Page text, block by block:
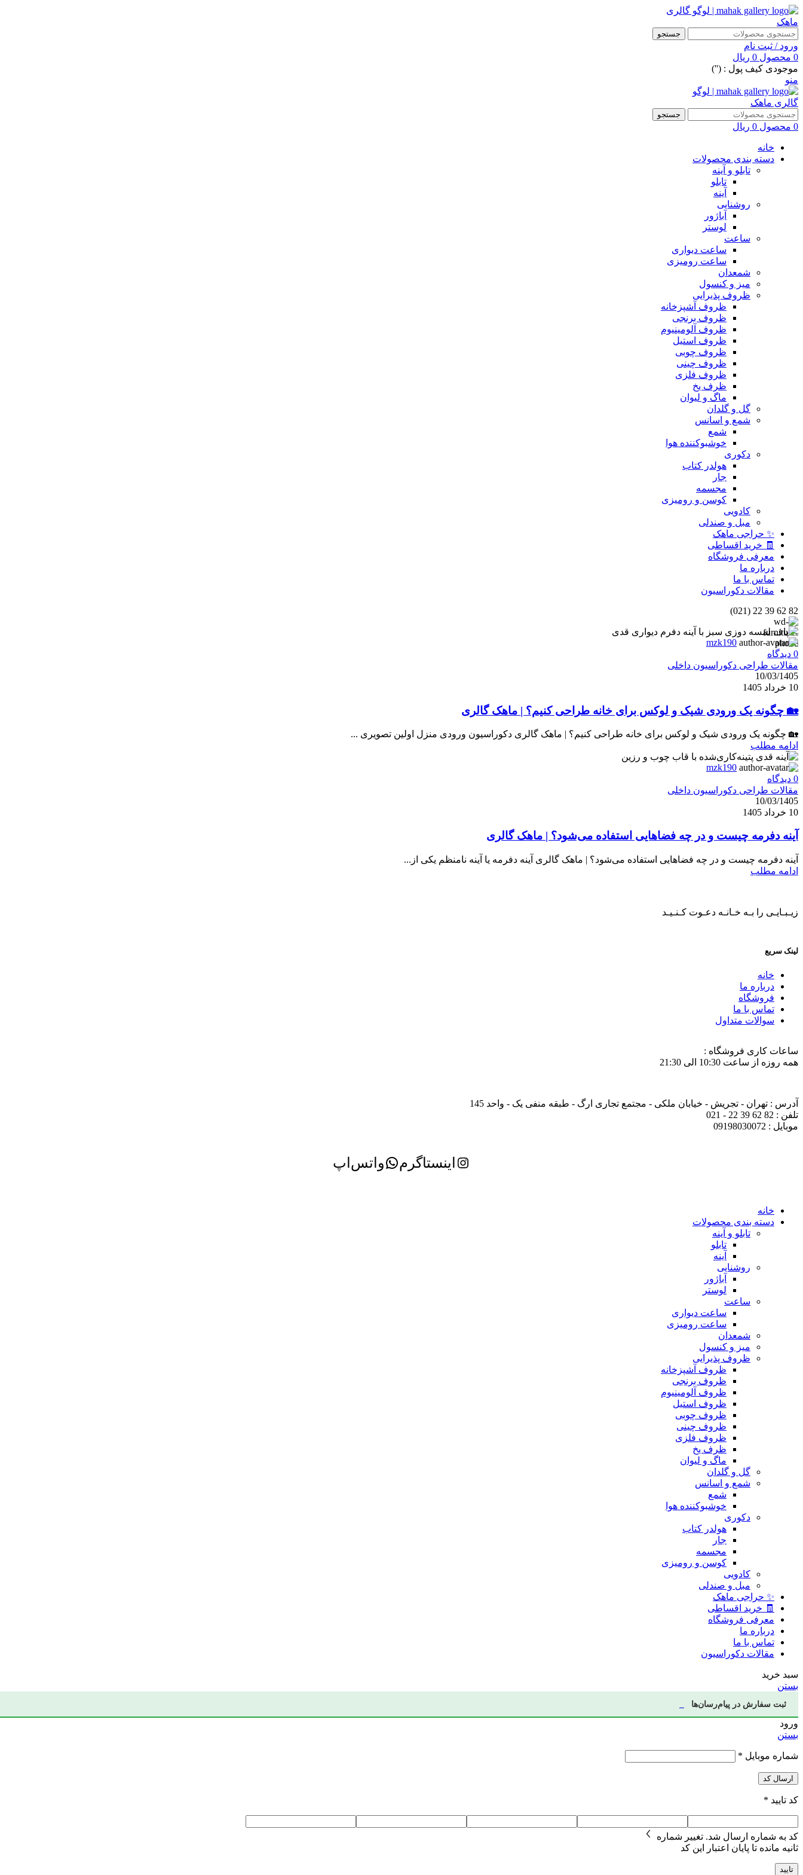
جستجو
ورود / ثبت نام
0 محصول 0 ریال
موجودی کیف پول : ('')
منو
جستجو
0 محصول 0 ریال
خانه
دسته بندی محصولات
تابلو و آینه
تابلو
آینه
روشنایی
آباژور
لوستر
ساعت
ساعت دیواری
ساعت رومیزی
شمعدان
میز و کنسول
ظروف پذیرایی
ظروف آشپزخانه
ظروف برنجی
ظروف آلومینیوم
ظروف استیل
ظروف چوبی
ظروف چینی
ظروف فلزی
ظرف یخ
ماگ و لیوان
گل و گلدان
شمع و اسانس
شمع
خوشبوکننده هوا
دکوری
هولدر کتاب
جار
مجسمه
کوسن و رومیزی
کادویی
مبل و صندلی
✨ حراجی ماهک
🧾 خرید اقساطی
معرفی فروشگاه
درباره ما
تماس با ما
مقالات دکوراسیون
82 62 39 22 (021)
mzk190
0 دیدگاه
مقالات طراحی دکوراسیون داخلی
10/03/1405
10 خرداد 1405
🏡 چگونه یک ورودی شیک و لوکس برای خانه طراحی کنیم؟ | ماهک گالری
🏡 چگونه یک ورودی شیک و لوکس برای خانه طراحی کنیم؟ | ماهک گالری دکوراسیون ورودی منزل اولین تصویری ...
ادامه مطلب
mzk190
0 دیدگاه
مقالات طراحی دکوراسیون داخلی
10/03/1405
10 خرداد 1405
آینه دفرمه چیست و در چه فضاهایی استفاده می‌شود؟ | ماهک گالری
آینه دفرمه چیست و در چه فضاهایی استفاده می‌شود؟ | ماهک گالری آینه دفرمه یا آینه نامنظم یکی از...
ادامه مطلب
زیـبـایـی را بـه خـانـه دعـوت کـنـیـد
لینک سریع
خانه
درباره ما
فروشگاه
تماس با ما
سوالات متداول
ساعات کاری فروشگاه :
همه روزه از ساعت 10:30 الی 21:30
آدرس : تهران - تجریش - خیابان ملکی - مجتمع تجاری ارگ - طبقه منفی یک - واحد 145
تلفن : 82 62 39 22 - 021
موبایل : 09198030072
اینستاگرم واتس‌اپ
خانه
دسته بندی محصولات
تابلو و آینه
تابلو
آینه
روشنایی
آباژور
لوستر
ساعت
ساعت دیواری
ساعت رومیزی
شمعدان
میز و کنسول
ظروف پذیرایی
ظروف آشپزخانه
ظروف برنجی
ظروف آلومینیوم
ظروف استیل
ظروف چوبی
ظروف چینی
ظروف فلزی
ظرف یخ
ماگ و لیوان
گل و گلدان
شمع و اسانس
شمع
خوشبوکننده هوا
دکوری
هولدر کتاب
جار
مجسمه
کوسن و رومیزی
کادویی
مبل و صندلی
✨ حراجی ماهک
🧾 خرید اقساطی
معرفی فروشگاه
درباره ما
تماس با ما
مقالات دکوراسیون
سبد خرید
بستن
ثبت سفارش در پیام‌رسان‌ها
ورود
بستن
شماره موبایل *
ارسال کد
کد تایید *
کد به شماره ارسال شد. تغییر شماره
ثانیه مانده تا پایان اعتبار این کد
تایید